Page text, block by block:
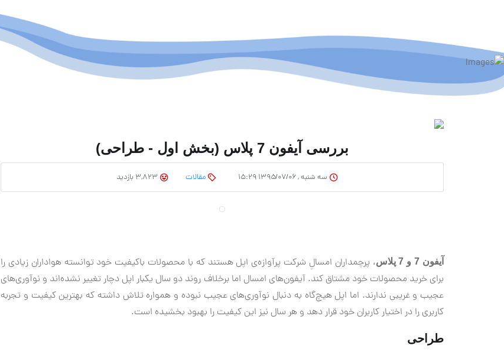
بررسی آیفون 7 پلاس (بخش اول - طراحی)
سه شنبه , ۱۳۹۵/۰۷/۰۶ ۱۵:۲۹ مقالات
آیفون 7 و 7 پلاس
، پرچمداران امسالِ شرکت پرآوازه‌ی اپل هستند که با محصولات باکیفیت خود توانسته هواداران زیادی را
برای خرید محصولات خود مشتاق کند. آیفون‌های امسال اما برخلاف روند دو سال یکبار اپل دچار تغییر نشده‌اند و نوآوری‌های
عجیب و غریبی ندارند. اما اپل هیچ‌گاه به دنبال نوآوری‌های عجیب نبوده و همواره تلاش داشته که بهترین کیفیت و تجربه‌
کاربری را در اختیار کاربران خود قرار دهد و هر سال نیز این کیفیت را بهبود بخشیده است.
طراحی